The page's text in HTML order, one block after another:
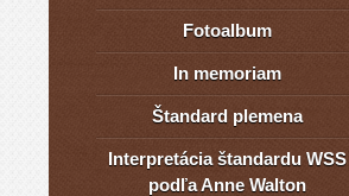
Fotoalbum
In memoriam
Štandard plemena
Interpretácia štandardu WSS
podľa Anne Walton